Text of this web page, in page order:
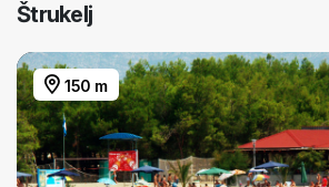
Štrukelj
150 m